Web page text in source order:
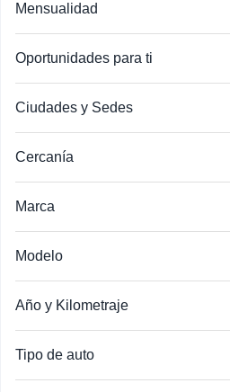
Mensualidad
Oportunidades para ti
Ciudades y Sedes
Cercanía
Marca
Modelo
Año y Kilometraje
Tipo de auto